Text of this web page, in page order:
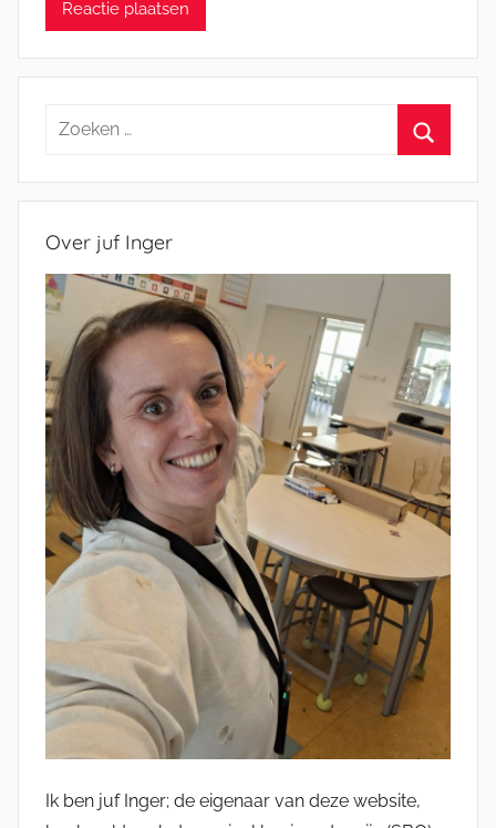
Zoeken
Over juf Inger
Ik ben juf Inger; de eigenaar van deze website,